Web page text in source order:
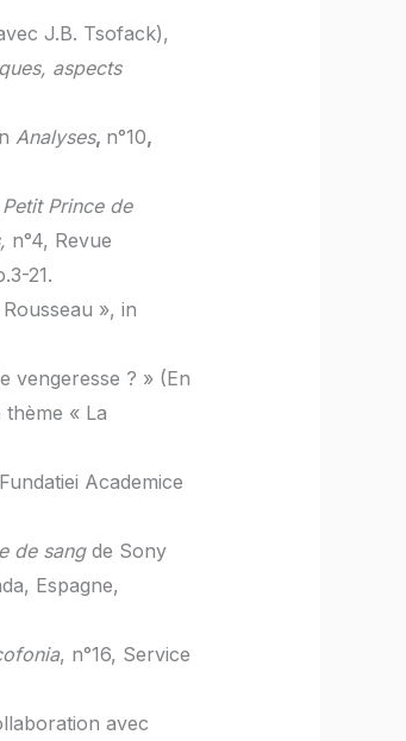
J.B. Tsofack),
aspects
Analyses, n°10,
Prince de
n°4, Revue
21.
», in
vengeresse ? » (En
« La
Academice
de sangde Sony
Espagne,
, n°16, Service
avec